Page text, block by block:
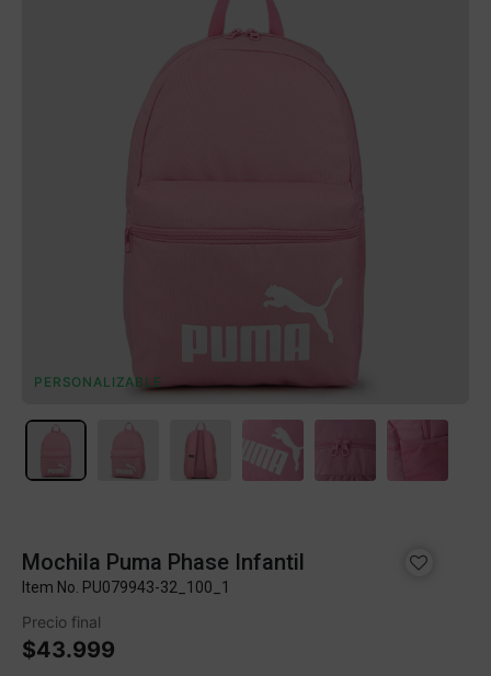
PERSONALIZABLE
Mochila Puma Phase Infantil
Item No. PU079943-32_100_1
Precio final
$43.999